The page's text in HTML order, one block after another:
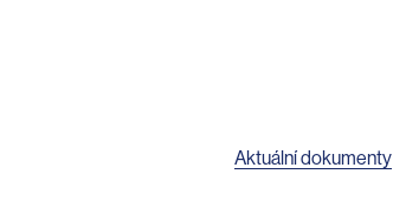
Aktuální dokumenty